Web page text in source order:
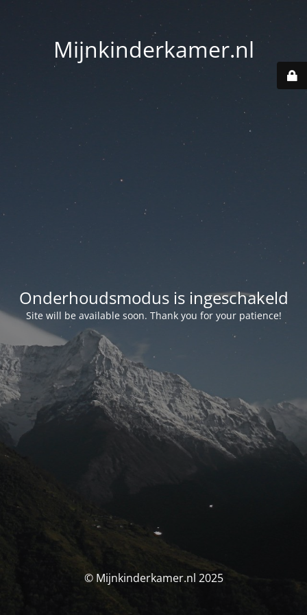
Mijnkinderkamer.nl
Onderhoudsmodus is ingeschakeld
Site will be available soon. Thank you for your patience!
© Mijnkinderkamer.nl 2025